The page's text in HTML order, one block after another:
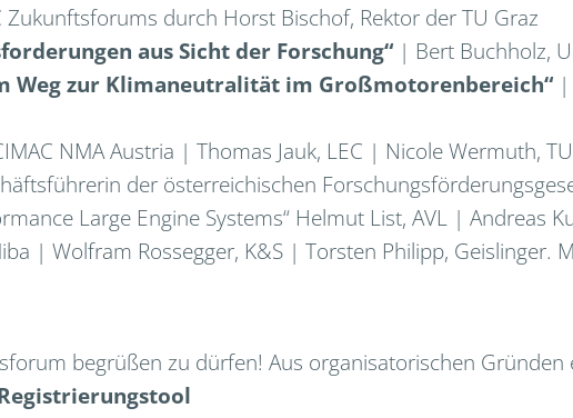
Zukunftsforums durch Horst Bischof, Rektor der TU Graz
aus Sicht der Forschung“ | Bert Buchholz,
Weg zur Klimaneutralität im Großmotorenbereich“ |
NMA Austria | Thomas Jauk, LEC | Nicole Wermuth,
der österreichischen
Large Engine Systems“ Helmut List, AVL | Andreas
| Wolfram Rossegger, K&S | Torsten Philipp, Geislinger.
begrüßen zu dürfen! Aus organisatorischen Gründen